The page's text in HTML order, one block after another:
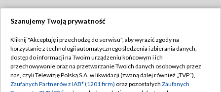
TVP
Abonament TVP
Emisja w TVP
Regulamin TVP
Polityka prywatności
Szanujemy Twoją prywatność
Kliknij "Akceptuję i przechodzę do serwisu", aby wyrazić zgody na
korzystanie z technologii automatycznego śledzenia i zbierania danych,
dostęp do informacji na Twoim urządzeniu końcowym i ich
przechowywanie oraz na przetwarzanie Twoich danych osobowych przez
nas, czyli Telewizję Polską S.A. w likwidacji (zwaną dalej również „TVP”),
Zaufanych Partnerów z IAB* (1201 firm) oraz pozostałych Zaufanych